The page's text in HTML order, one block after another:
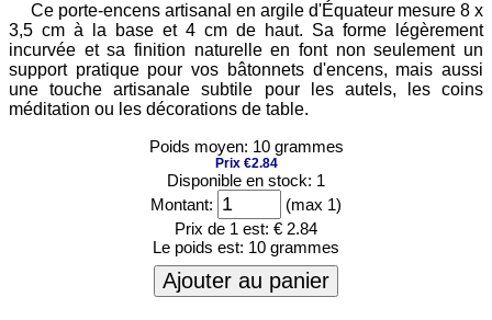
Ce porte-encens artisanal en argile d'Équateur mesure 8 x
3,5 cm à la base et 4 cm de haut. Sa forme légèrement
incurvée et sa finition naturelle en font non seulement un
support pratique pour vos bâtonnets d'encens, mais aussi
une touche artisanale subtile pour les autels, les coins
méditation ou les décorations de table.
Poids moyen: 10 grammes
Prix €2.84
Disponible en stock: 1
Montant:
(max 1)
Prix de 1 est: € 2.84
Le poids est: 10 grammes
Ajouter au panier